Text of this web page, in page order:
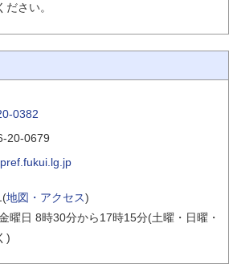
さい。
0382
20-0679
地図・アクセス)
曜日 8時30分から17時15分(土曜・日曜・
)